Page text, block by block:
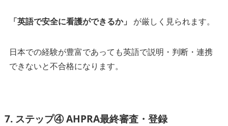
「英語で安全に看護ができるか」 が厳しく見られます。
日本での経験が豊富であっても英語で説明・判断・連携
できないと不合格になります。
7. ステップ④ AHPRA最終審査・登録